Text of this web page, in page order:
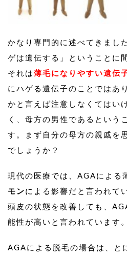
かなり専門的に述べてきまし
ゲは遺伝する」ということに
それは薄毛になりやすい遺伝
にハゲる遺伝子のことではあ
かと言えば注意しなくてはい
く、母方の男性であるという
す。まず自分の母方の親戚を
でしょうか？
現代の医療では、AGAによる
モンによる影響だと言われて
頭皮の状態を改善しても、
能性が高いと言われています。
AGAによる脱毛の場合は、と